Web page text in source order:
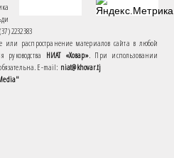
2232383
распространение материалов сайта в любой
НИАТ «Ховар». При использовании
E-mail: niat@khovar.tj